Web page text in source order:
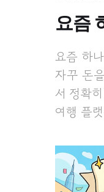
요즘
요즘 하
자꾸 돈
서 정확
여행 플